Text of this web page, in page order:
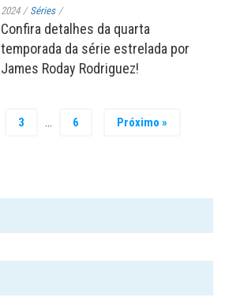
2024 / Séries /
Confira detalhes da quarta
temporada da série estrelada por
James Roday Rodriguez!
3 … 6 Próximo »